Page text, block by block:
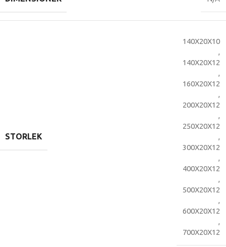
STORLEK
140X20X10
,
140X20X12
,
160X20X12
,
200X20X12
,
250X20X12
,
300X20X12
,
400X20X12
,
500X20X12
,
600X20X12
,
700X20X12